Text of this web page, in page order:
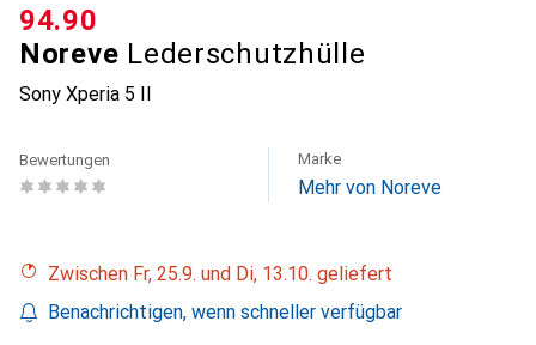
Noreve Lederschutzhülle
Sony Xperia 5 II
CHF
94.90
Bewertungen Marke
Mehr von Noreve
Zwischen Fr, 25.9. und Di, 13.10. geliefert
Benachrichtigen, wenn schneller verfügbar